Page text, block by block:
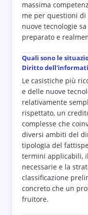
massima
me per questioni
nuove tecnologie
preparato e
Quali sono le
Diritto
Le casistiche più
e delle nuove
relativamente
rispettato, un
complesse che
diversi ambiti del
tipologia del
termini applicabili,
necessarie e la
classificazione
concreto che un
fruitore.